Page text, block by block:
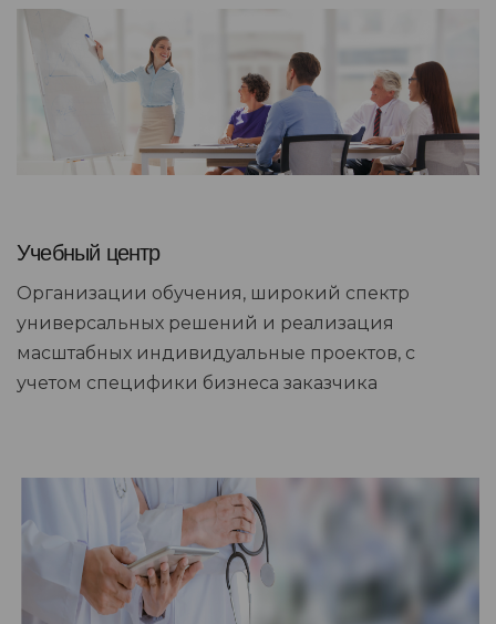
Учебный центр
Организации обучения, широкий спектр
универсальных решений и реализация
масштабных индивидуальные проектов, с
учетом специфики бизнеса заказчика